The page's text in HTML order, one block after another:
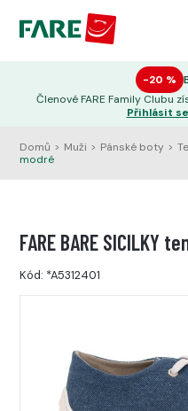
−20 %
Členové FARE Family Clubu
Přihlásit se
Domů > Muži > Pánské boty >
modré
FARE BARE SICILKY
Kód: *A5312401